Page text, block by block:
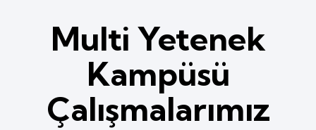
Multi Yetenek
Kampüsü
Çalışmalarımız